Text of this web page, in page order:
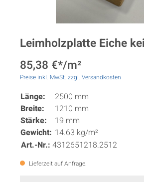
Leimholzplatte Eiche
85,38 €*/m²
Preise inkl. MwSt. zzgl. Versandkosten
Länge:
2500 mm
Breite:
1210 mm
Stärke:
19 mm
Gewicht: 14.63 kg/m²
Art.-Nr.: 4312651218.2512
Lieferzeit auf Anfrage.